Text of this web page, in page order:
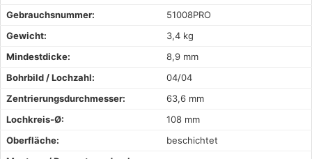
Gebrauchsnummer:
51008PRO
Gewicht:
3,4 kg
Mindestdicke:
8,9 mm
Bohrbild / Lochzahl:
04/04
Zentrierungsdurchmesser:
63,6 mm
Lochkreis-Ø:
108 mm
Oberfläche:
beschichtet